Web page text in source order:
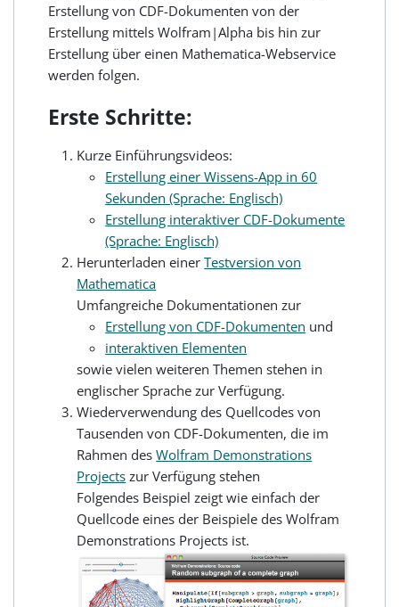
Erstellung von CDF-Dokumenten von der
Erstellung mittels Wolfram|Alpha bis hin zur
Erstellung über einen Mathematica-Webservice
werden folgen.
Erste Schritte:
Kurze Einführungsvideos:
Erstellung einer Wissens-App in 60
Sekunden (Sprache: Englisch)
Erstellung interaktiver CDF-Dokumente
(Sprache: Englisch)
Herunterladen einerTestversion von
Mathematica
Umfangreiche Dokumentationen zur
Erstellung von CDF-Dokumenten und
interaktiven Elementen
sowie vielen weiteren Themen stehen in
englischer Sprache zur Verfügung.
Wiederverwendung des Quellcodes von
Tausenden von CDF-Dokumenten, die im
Rahmen desWolfram Demonstrations
Projects zur Verfügung stehen
Folgendes Beispiel zeigt wie einfach der
Quellcode eines der Beispiele des Wolfram
Demonstrations Projects ist.